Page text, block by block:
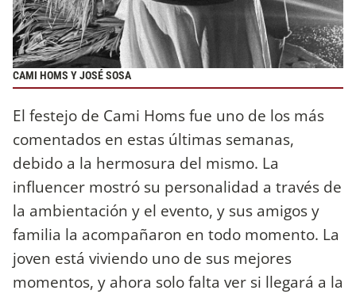
CAMI HOMS Y JOSÉ SOSA
El festejo de Cami Homs fue uno de los más
comentados en estas últimas semanas,
debido a la hermosura del mismo. La
influencer mostró su personalidad a través de
la ambientación y el evento, y sus amigos y
familia la acompañaron en todo momento. La
joven está viviendo uno de sus mejores
momentos, y ahora solo falta ver si llegará a la